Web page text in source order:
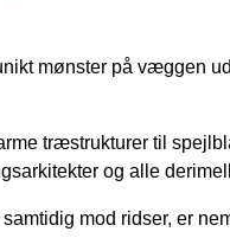
mønster på væggen
træstrukturer til
og alle
mod ridser, er